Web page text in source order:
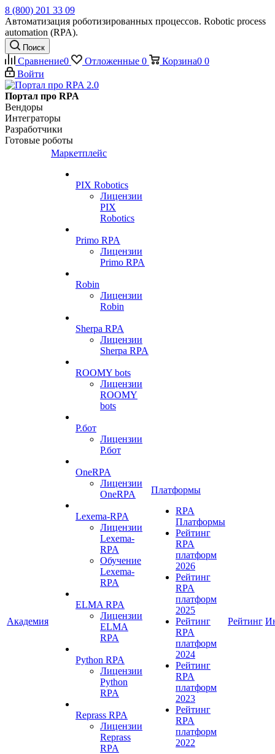
8 (800) 201 33 09
Автоматизация роботизированных процессов. Robotic process
automation (RPA).
Поиск
Сравнение0 Отложенные 0 Корзина0 0
Войти
Портал про RPA
Вендоры
Интеграторы
Разработчики
Готовые роботы
Академия
Маркетплейс
PIX Robotics
Лицензии
PIX
Robotics
Primo RPA
Лицензии
Primo RPA
Robin
Лицензии
Robin
Sherpa RPA
Лицензии
Sherpa RPA
ROOMY bots
Лицензии
ROOMY
bots
Р.бот
Лицензии
Р.бот
OneRPA
Лицензии
OneRPA
Lexema-RPA
Лицензии
Lexema-
RPA
Обучение
Lexema-
RPA
ELMA RPA
Лицензии
ELMA
RPA
Python RPA
Лицензии
Python
RPA
Reprass RPA
Лицензии
Reprass
RPA
Платформы
RPA
Платформы
Рейтинг
RPA
платформ
2026
Рейтинг
RPA
платформ
2025
Рейтинг
RPA
платформ
2024
Рейтинг
RPA
платформ
2023
Рейтинг
RPA
платформ
2022
Рейтинг